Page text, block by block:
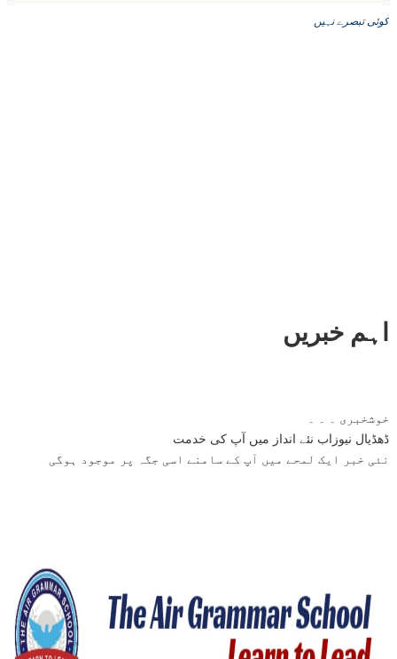
کوئی تبصرے نہیں
اہم خبریں
ڈھڈیال نیوزاب نئے انداز میں آپ کی خدمت
نئی خبر ایک لمحے میں آپ کے سامنے اسی جگہ پر موجود ہوگی